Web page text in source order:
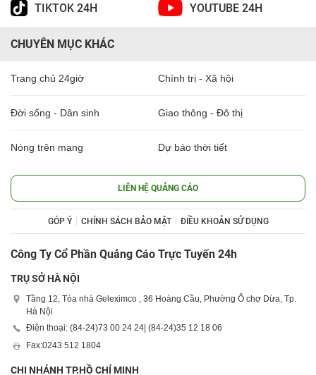
TIKTOK 24H YOUTUBE 24H
CHUYÊN MỤC KHÁC
Trang chủ 24giờ Chính trị - Xã hội
Đời sống - Dân sinh Giao thông - Đô thị
Nóng trên mạng Dự báo thời tiết
LIÊN HỆ QUẢNG CÁO
GÓP Ý CHÍNH SÁCH BẢO MẬT ĐIỀU KHOẢN SỬ DỤNG
Công Ty Cổ Phần Quảng Cáo Trực Tuyến 24h
TRỤ SỞ HÀ NỘI
Tầng 12, Tòa nhà Geleximco , 36 Hoàng Cầu, Phường Ô chợ Dừa, Tp.
Hà Nội
Điện thoại: (84-24)73 00 24 24 | (84-24)35 12 18 06
Fax:0243 512 1804
CHI NHÁNH TP.HỒ CHÍ MINH